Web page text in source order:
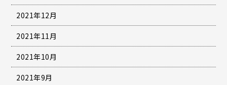
2021年12月
2021年11月
2021年10月
2021年9月